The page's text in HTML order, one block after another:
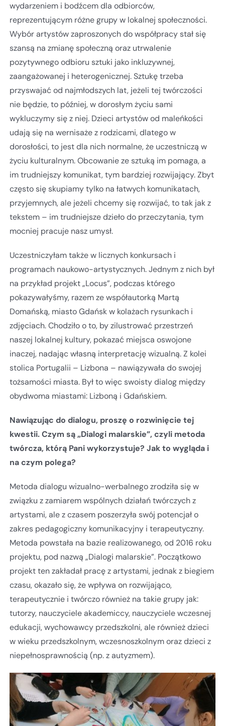
wydarzeniem i bodźcem dla odbiorców,
reprezentującym różne grupy w lokalnej społeczności.
Wybór artystów zaproszonych do współpracy stał się
szansą na zmianę społeczną oraz utrwalenie
pozytywnego odbioru sztuki jako inkluzywnej,
zaangażowanej i heterogenicznej. Sztukę trzeba
przyswajać od najmłodszych lat, jeżeli tej twórczości
nie będzie, to później, w dorosłym życiu sami
wykluczymy się z niej. Dzieci artystów od maleńkości
udają się na wernisaże z rodzicami, dlatego w
dorosłości, to jest dla nich normalne, że uczestniczą w
życiu kulturalnym. Obcowanie ze sztuką im pomaga, a
im trudniejszy komunikat, tym bardziej rozwijający. Zbyt
często się skupiamy tylko na łatwych komunikatach,
przyjemnych, ale jeżeli chcemy się rozwijać, to tak jak z
tekstem – im trudniejsze dzieło do przeczytania, tym
mocniej pracuje nasz umysł.
Uczestniczyłam także w licznych konkursach i
programach naukowo-artystycznych. Jednym z nich był
na przykład projekt „Locus”, podczas którego
pokazywałyśmy, razem ze współautorką Martą
Domańską, miasto Gdańsk w kolażach rysunkach i
zdjęciach. Chodziło o to, by zilustrować przestrzeń
naszej lokalnej kultury, pokazać miejsca oswojone
inaczej, nadając własną interpretację wizualną. Z kolei
stolica Portugalii – Lizbona – nawiązywała do swojej
tożsamości miasta. Był to więc swoisty dialog między
obydwoma miastami: Lizboną i Gdańskiem.
Nawiązując do dialogu, proszę o rozwinięcie tej
kwestii. Czym są „Dialogi malarskie”, czyli metoda
twórcza, którą Pani wykorzystuje? Jak to wygląda i
na czym polega?
Metoda dialogu wizualno-werbalnego zrodziła się w
związku z zamiarem wspólnych działań twórczych z
artystami, ale z czasem poszerzyła swój potencjał o
zakres pedagogiczny komunikacyjny i terapeutyczny.
Metoda powstała na bazie realizowanego, od 2016 roku
projektu, pod nazwą „Dialogi malarskie”. Początkowo
projekt ten zakładał pracę z artystami, jednak z biegiem
czasu, okazało się, że wpływa on rozwijająco,
terapeutycznie i twórczo również na takie grupy jak:
tutorzy, nauczyciele akademiccy, nauczyciele wczesnej
edukacji, wychowawcy przedszkolni, ale również dzieci
w wieku przedszkolnym, wczesnoszkolnym oraz dzieci z
niepełnosprawnością (np. z autyzmem).